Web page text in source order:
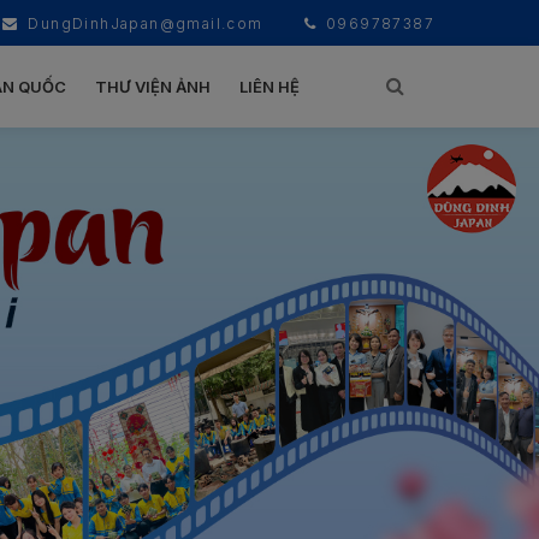
DungDinhJapan@gmail.com 0969787387
QUỐC THƯ VIỆN ẢNH LIÊN HỆ